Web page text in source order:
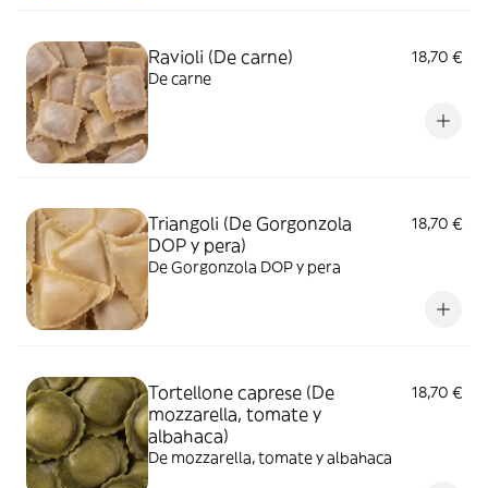
Ravioli (De carne)
18,70 €
De carne
Triangoli (De Gorgonzola
DOP y pera)
18,70 €
De Gorgonzola DOP y pera
Tortellone caprese (De
mozzarella, tomate y
albahaca)
18,70 €
De mozzarella, tomate y albahaca